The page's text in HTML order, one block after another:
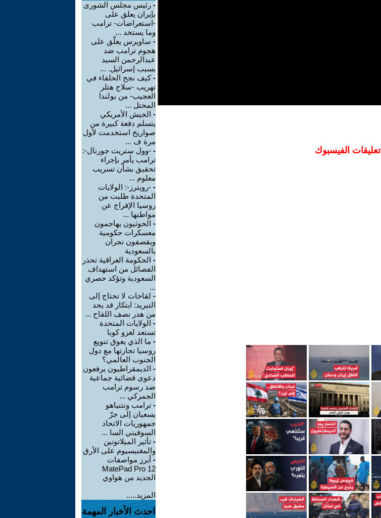
تعليقات الفيسبوك
- رئيس مجلس الشورى
بإيران يعلق على
-استعراضات- ترامب
وما يستخد ...
- ساويرس يعلّق على
هجوم ترامب ضد
عبدالرحمن السيد
بسبب إسرائيل. ...
-كيف نجح الحلفاء في
تهريب -سلاح هتلر
العجيب- من بولندا
المحتل ...
- الجيش الأمريكي
يتسلم دفعة كبيرة من
صواريخ استخدمت لأول
مرة ف ...
- -وول ستريت جورنال-:
ترامب يأمر بإجراء
تحقيق بشأن تسريب
معلوم ...
- -رويترز-: الولايات
المتحدة طلبت من
روسيا الإفراج عن
مواطنها ...
- الحوثيون يهاجمون
معسكرات حكومية
ويقصفون نجران
بالسعودية
- الحكومة العراقية تحذر
الفصائل من استهداف
السعودية وتؤكد حصري
...
- لقاحات لا تحتاج إلى
التبريد: ابتكار قد يحد
من هدر نصف اللقاح ...
- الولايات المتحدة
تستعد لغزو كوبا
- ما الذي يعوق تنويع
روسيا تجارتها مع دول
الجنوب العالمي؟
- الديمقراطيون يرفعون
دعوى قضائية جماعية
ضد رسوم ترامب
الجمركي ...
- ترامب ونتنياهو
يسعيان إلى جرّ
جمهوريات الاتحاد
السوفيتي السا ...
- تأثير الميلاتونين
والمغنيسيوم على الأرق
- أبرز مواصفات
MatePad Pro 12
الجديد من هواوي
المزيد.....
احدث الأخبار المهمة